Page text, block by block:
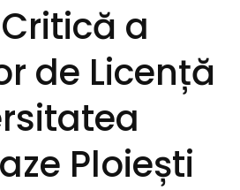
a
de Licență
Ploiești